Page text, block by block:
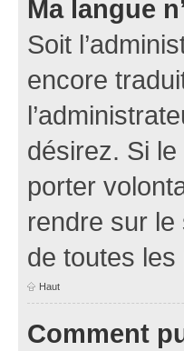
Ma langue
Soit
encore
désirez. Si
porter
rendre sur
de toutes les
Haut
Comment